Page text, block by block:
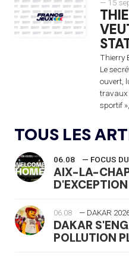
— 15
Thierry
Le
ouvert,
travaux
sportif
TOUS LES
06.08 — FOCUS
AIX-LA-
06.08 — DAKAR
DAKAR
POLLUTION